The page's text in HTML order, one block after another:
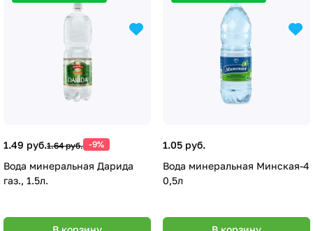
1.49 руб.1.64 руб. -9%
Вода минеральная Дарида
газ., 1.5л.
1.05 руб.
Вода минеральная Минская-4
0,5л